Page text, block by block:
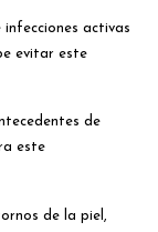
infecciones activas
evitar este
de
este
de la piel,